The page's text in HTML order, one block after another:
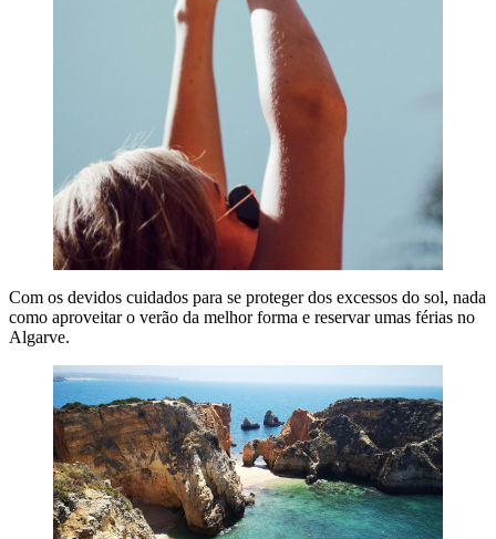
Com os devidos cuidados para se proteger dos excessos do sol, nada
como aproveitar o verão da melhor forma e reservar umas férias no
Algarve.